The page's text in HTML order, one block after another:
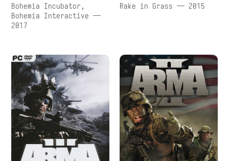
Bohemia Incubator,
Bohemia Interactive —
2017
Rake in Grass — 2015